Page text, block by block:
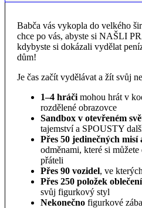
Babča vás vykopla do velkého
chce po vás, abyste si NAŠLI
kdybyste si dokázali vydělat
dům!
Je čas začít vydělávat a žít svůj
1–4 hráči mohou hrát v
rozdělené obrazovce
Sandbox v otevřeném
tajemství a SPOUSTY
Přes 50 jedinečných misí
odměnami, které si
přáteli
Přes 90 vozidel, ve
Přes 250 položek oblečení
svůj figurkový styl
Nekonečno figurkové